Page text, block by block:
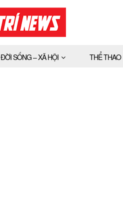
ĐỜI SỐNG – XÃ HỘI THỂ THAO